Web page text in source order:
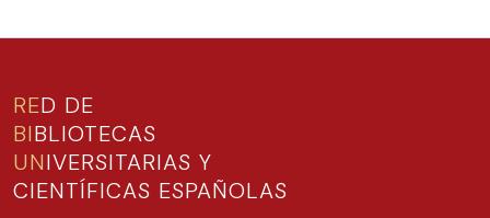
RED DE
BIBLIOTECAS
UNIVERSITARIAS Y
CIENTÍFICAS ESPAÑOLAS